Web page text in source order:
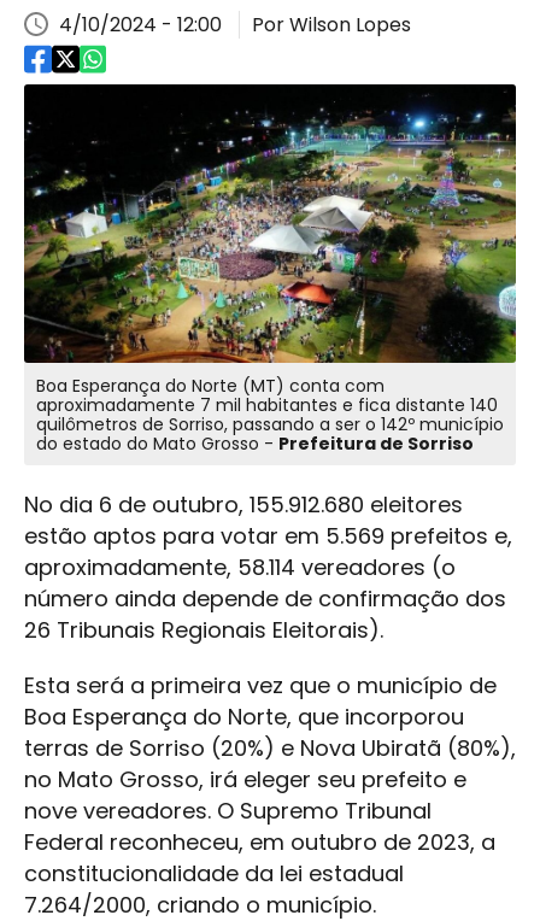
4/10/2024 - 12:00 Por Wilson Lopes
Boa Esperança do Norte (MT) conta com
aproximadamente 7 mil habitantes e fica distante 140
quilômetros de Sorriso, passando a ser o 142º município
do estado do Mato Grosso - Prefeitura de Sorriso
No dia 6 de outubro, 155.912.680 eleitores
estão aptos para votar em 5.569 prefeitos e,
aproximadamente, 58.114 vereadores (o
número ainda depende de confirmação dos
26 Tribunais Regionais Eleitorais).
Esta será a primeira vez que o município de
Boa Esperança do Norte, que incorporou
terras de Sorriso (20%) e Nova Ubiratã (80%),
no Mato Grosso, irá eleger seu prefeito e
nove vereadores. O Supremo Tribunal
Federal reconheceu, em outubro de 2023, a
constitucionalidade da lei estadual
7.264/2000, criando o município.